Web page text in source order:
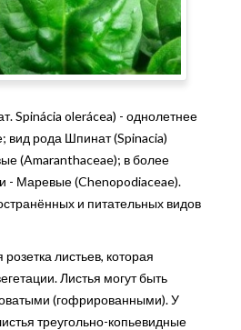
Spinácia olerácea) - однолетнее
вид рода Шпинат (Spinacia)
(Amaranthaceae); в более
- Маревые (Chenopodiaceae).
и питательных видов
листьев, которая
Листья могут быть
(гофрированными). У
треугольно-копьевидные